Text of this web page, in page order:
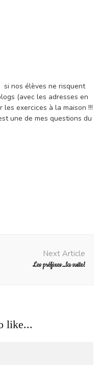
si nos élèves ne risquent
(avec les adresses en
exercices à la maison !!!
une de mes questions du
Next Article
Les préfixes…la suite!
like...